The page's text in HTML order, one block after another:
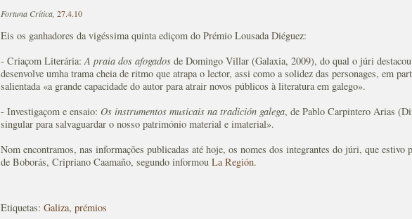
Fortuna Crítica, 27.4.10
Eis os ganhadores da vigéssima quinta ediçom do Prémio Lousada Diéguez:
- Criaçom Literária:A praia dos afogados de Domingo Villar (Galaxia, 2009), do qual o júri
desenvolve umha trama cheia de ritmo que atrapa o lector, assi como a solidez das personages, em
salientada «a grande capacidade do autor para atrair novos públicos à literatura em galego».
- Investigaçom e ensaio: Os instrumentos musicais na tradición galega, de Pablo Carpintero Arias
singular para salvaguardar o nosso património material e imaterial».
Nom encontramos, nas informações publicadas até hoje, os nomes dos integrantes do júri, que
de Boborás, Cripriano Caamaño, segundo informou La Región.
Etiquetas: Galiza, prémios